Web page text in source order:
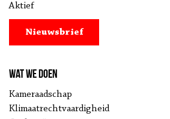
Aktief
Nieuwsbrief
Wat we doen
Kameraadschap
Klimaatrechtvaardigheid